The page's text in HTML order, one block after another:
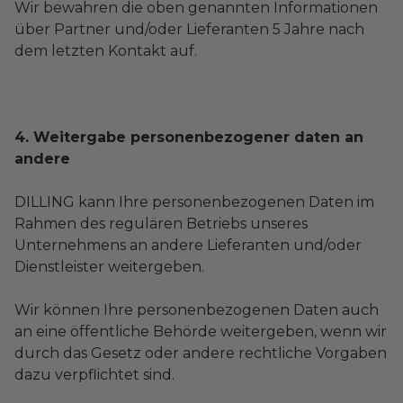
Wir bewahren die oben genannten Informationen
über Partner und/oder Lieferanten 5 Jahre nach
dem letzten Kontakt auf.
4. Weitergabe personenbezogener daten an
andere
DILLING kann Ihre personenbezogenen Daten im
Rahmen des regulären Betriebs unseres
Unternehmens an andere Lieferanten und/oder
Dienstleister weitergeben.
Wir können Ihre personenbezogenen Daten auch
an eine öffentliche Behörde weitergeben, wenn wir
durch das Gesetz oder andere rechtliche Vorgaben
dazu verpflichtet sind.